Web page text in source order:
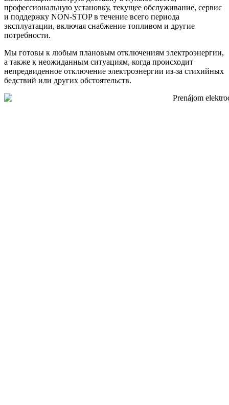
профессиональную установку, текущее обслуживание, сервис
и поддержку NON-STOP в течение всего периода
эксплуатации, включая снабжение топливом и другие
потребности.
Мы готовы к любым плановым отключениям электроэнергии,
а также к неожиданным ситуациям, когда происходит
непредвиденное отключение электроэнергии из-за стихийных
бедствий или других обстоятельств.